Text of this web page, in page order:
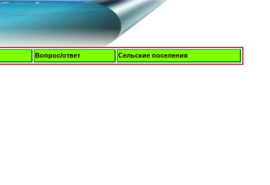
Вопрос/ответ Сельские поселения